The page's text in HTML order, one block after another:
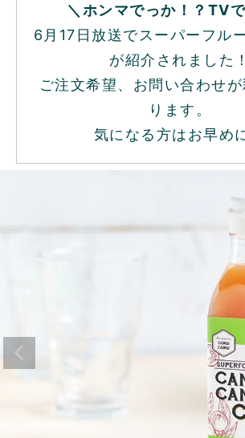
＼ホンマでっか！？TV
6月17日放送でスーパーフル
が紹介されました！
ご注文希望、お問い合わせ
ります。
気になる方はお早め